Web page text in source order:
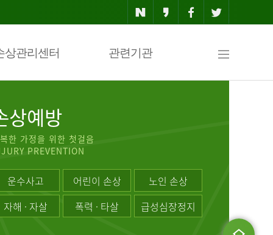
상관리센터 관련기관
맵
상예방
한 가정을 위한 첫걸음
PREVENTION
운수사고 어린이 손상
노인 손상
자해 · 자살
폭력 · 타살 급성심장정지